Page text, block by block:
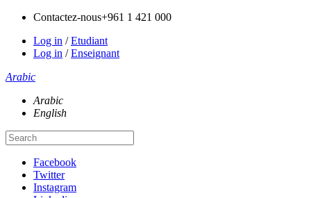
Contactez-nous+961 1 421 000
Log in /Etudiant
Log in /Enseignant
Arabic
Arabic
English
Facebook
Twitter
Instagram